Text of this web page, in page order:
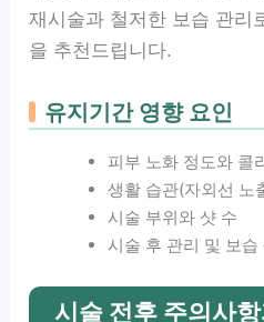
재시술과 철저한 보습 관리
을 추천드립니다.
유지기간 영향 요인
피부 노화 정도와 콜
생활 습관(자외선 노
시술 부위와 샷 수
시술 후 관리 및 보습
시술 전후 주의사